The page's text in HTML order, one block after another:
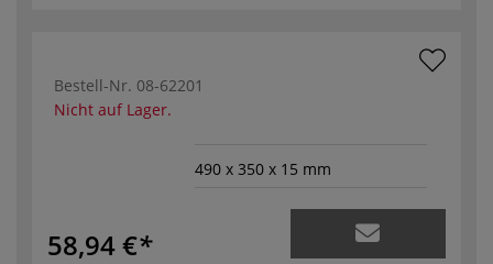
Bestell-Nr. 08-62201
Nicht auf Lager.
490 x 350 x 15 mm
58,94 €